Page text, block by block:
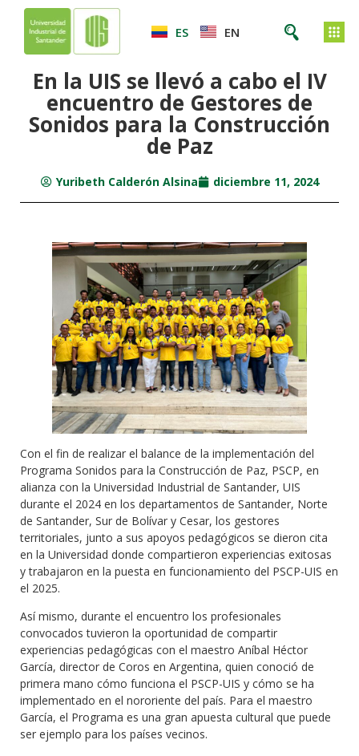
ES EN
En la UIS se llevó a cabo el IV
encuentro de Gestores de
Sonidos para la Construcción
de Paz
Yuribeth Calderón Alsina diciembre 11, 2024
Con el fin de realizar el balance de la implementación del
Programa Sonidos para la Construcción de Paz, PSCP, en
alianza con la Universidad Industrial de Santander, UIS
durante el 2024 en los departamentos de Santander, Norte
de Santander, Sur de Bolívar y Cesar, los gestores
territoriales, junto a sus apoyos pedagógicos se dieron cita
en la Universidad donde compartieron experiencias exitosas
y trabajaron en la puesta en funcionamiento del PSCP-UIS en
el 2025.
Así mismo, durante el encuentro los profesionales
convocados tuvieron la oportunidad de compartir
experiencias pedagógicas con el maestro Aníbal Héctor
García, director de Coros en Argentina, quien conoció de
primera mano cómo funciona el PSCP-UIS y cómo se ha
implementado en el nororiente del país. Para el maestro
García, el Programa es una gran apuesta cultural que puede
ser ejemplo para los países vecinos.